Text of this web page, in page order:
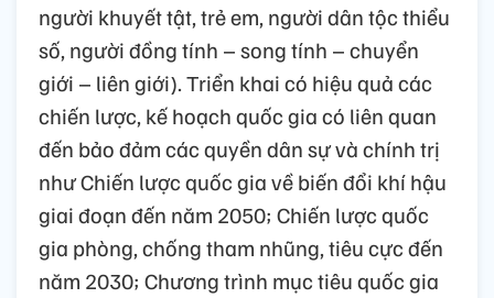
người khuyết tật, trẻ em, người dân tộc thiểu
số, người đồng tính – song tính – chuyển
giới – liên giới). Triển khai có hiệu quả các
chiến lược, kế hoạch quốc gia có liên quan
đến bảo đảm các quyền dân sự và chính trị
như Chiến lược quốc gia về biến đổi khí hậu
giai đoạn đến năm 2050; Chiến lược quốc
gia phòng, chống tham nhũng, tiêu cực đến
năm 2030; Chương trình mục tiêu quốc gia